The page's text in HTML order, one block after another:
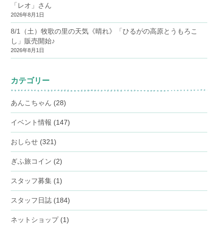
「レオ」さん
2026年8月1日
8/1（土）牧歌の里の天気《晴れ》「ひるがの高原とうもろこ
し」販売開始♪
2026年8月1日
カテゴリー
あんこちゃん (28)
イベント情報 (147)
おしらせ (321)
ぎふ旅コイン (2)
スタッフ募集 (1)
スタッフ日誌 (184)
ネットショップ (1)